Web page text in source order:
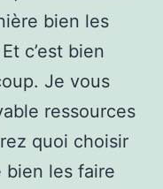
bien les
c’est bien
Je vous
ressources
quoi choisir
les faire